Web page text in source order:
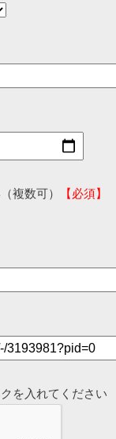
複数可）
【必須】
を入れてください